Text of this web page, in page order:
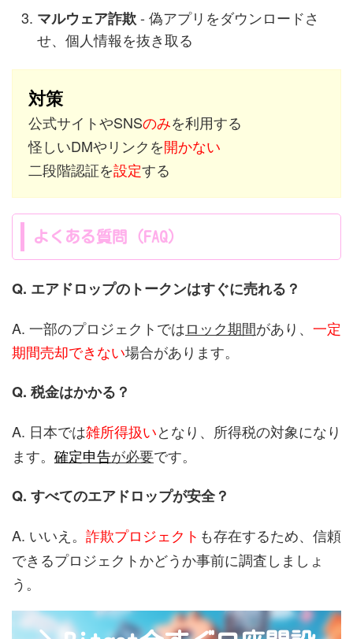
マルウェア詐欺- 偽アプリをダウンロードさ
せ、個人情報を抜き取る
対策
公式サイトやSNSのみを利用する
怪しいDMやリンクを開かない
二段階認証を設定する
よくある質問（FAQ）
Q. エアドロップのトークンはすぐに売れる？
A. 一部のプロジェクトではロック期間があり、 一定
期間売却できない場合があります。
Q. 税金はかかる？
A. 日本では雑所得扱いとなり、所得税の対象になり
ます。 確定申告が必要です。
Q. すべてのエアドロップが安全？
A. いいえ。 詐欺プロジェクト も存在するため、信頼
できるプロジェクトかどうか事前に調査しましょ
う。